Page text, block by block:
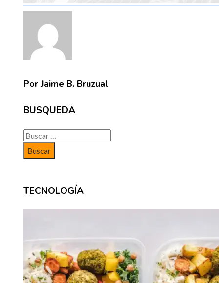
Por Jaime B. Bruzual
BUSQUEDA
Buscar:
TECNOLOGÍA